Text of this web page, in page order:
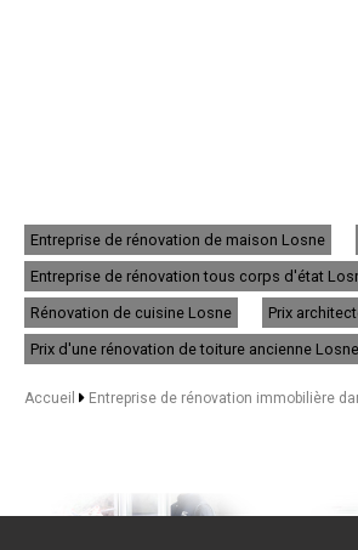
Entreprise de rénovation de maison Losne
Entreprise de rénovation tous corps d'état
Rénovation de cuisine Losne
Prix
Prix d'une rénovation de toiture ancienne Losne
Accueil Entreprise de rénovation immobilière